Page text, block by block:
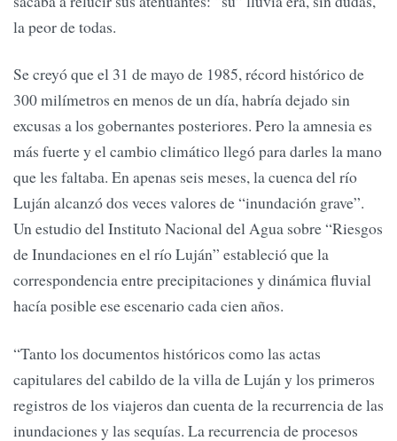
la peor de todas.
Se creyó que el 31 de mayo de 1985, récord histórico de
300 milímetros en menos de un día, habría dejado sin
excusas a los gobernantes posteriores. Pero la amnesia es
más fuerte y el cambio climático llegó para darles la mano
que les faltaba. En apenas seis meses, la cuenca del río
Luján alcanzó dos veces valores de “inundación grave”.
Un estudio del Instituto Nacional del Agua sobre “Riesgos
de Inundaciones en el río Luján” estableció que la
correspondencia entre precipitaciones y dinámica fluvial
hacía posible ese escenario cada cien años.
“Tanto los documentos históricos como las actas
capitulares del cabildo de la villa de Luján y los primeros
registros de los viajeros dan cuenta de la recurrencia de las
inundaciones y las sequías. La recurrencia de procesos